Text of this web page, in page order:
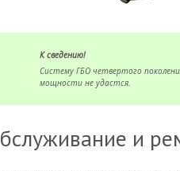
К сведению!
Систему ГБО четвертого
мощности не удастся.
и